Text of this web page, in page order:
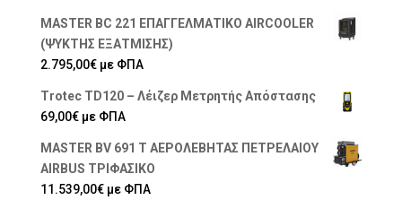
MASTER BC 221 ΕΠΑΓΓΕΛΜΑΤΙΚΟ AIRCOOLER
(ΨΥΚΤΗΣ ΕΞΑΤΜΙΣΗΣ)
2.795,00€ με ΦΠΑ
Trotec TD120 – Λέιζερ Μετρητής Απόστασης
69,00€ με ΦΠΑ
MASTER BV 691 Τ ΑΕΡΟΛΕΒΗΤΑΣ ΠΕΤΡΕΛΑΙΟΥ
AIRBUS ΤΡΙΦΑΣΙΚΟ
11.539,00€ με ΦΠΑ